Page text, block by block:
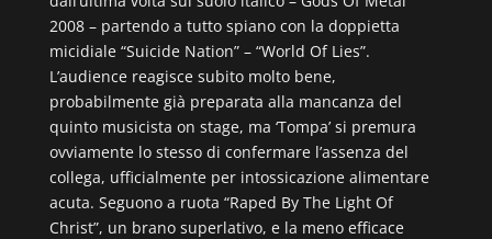
2008 – partendo a tutto spiano con la doppietta
micidiale “Suicide Nation” – “World Of Lies”.
L’audience reagisce subito molto bene,
probabilmente già preparata alla mancanza del
quinto musicista on stage, ma ‘Tompa’ si premura
ovviamente lo stesso di confermare l’assenza del
collega, ufficialmente per intossicazione alimentare
acuta. Seguono a ruota “Raped By The Light Of
Christ”, un brano superlativo, e la meno efficace